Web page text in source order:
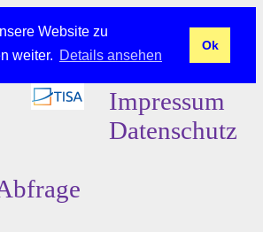
Website zu
weiter. Details ansehen
Ok
Impressum
Datenschutz